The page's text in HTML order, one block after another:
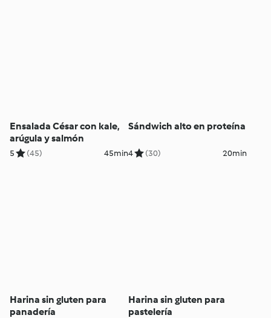
Ensalada César con kale,
arúgula y salmón
5 (45) 45min
Sándwich alto en proteína
4 (30) 20min
Harina sin gluten para
panadería
Harina sin gluten para
pastelería